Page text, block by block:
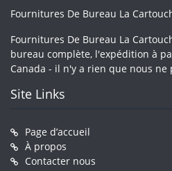
Fournitures De Bureau La
Fournitures De Bureau La
bureau complète, l'expédition à
Canada - il n'y a rien que nous ne
Site Links
Page d’accueil
À propos
Contacter nous